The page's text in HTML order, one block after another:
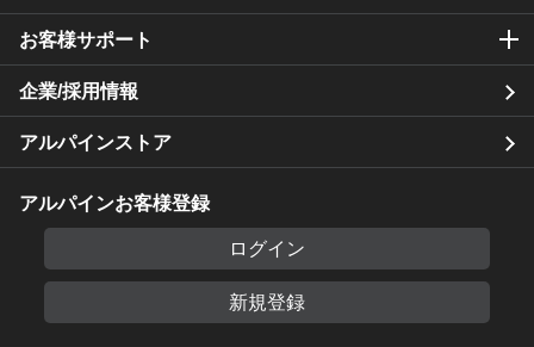
お客様サポート
企業/採用情報
アルパインストア
アルパインお客様登録
ログイン
新規登録